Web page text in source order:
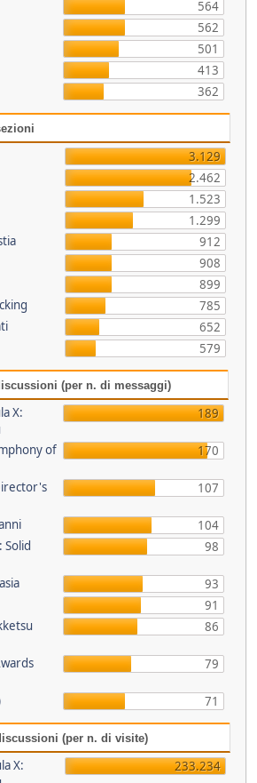
564
562
501
413
362
3.129
2.462
1.523
1.299
912
908
899
785
652
579
(per n. di messaggi)
X:
189
of
170
107
104
Solid
98
93
91
86
79
71
(per n. di visite)
X:
233.234